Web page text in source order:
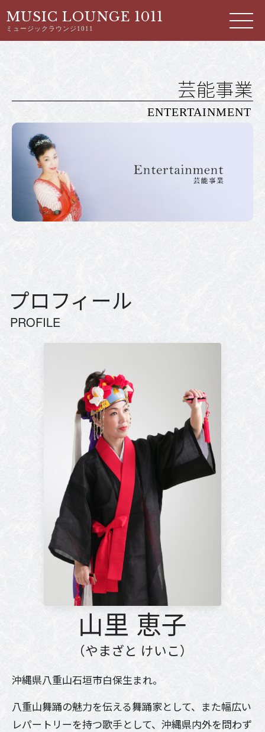
MUSIC LOUNGE 1011
ミュージックラウンジ1011
芸能事業
ENTERTAINMENT
プロフィール
PROFILE
山里 恵子
（やまざと けいこ）
沖縄県八重山石垣市白保生まれ。
八重山舞踊の魅力を伝える舞踊家として、また幅広い
レパートリーを持つ歌手として、沖縄県内外を問わず